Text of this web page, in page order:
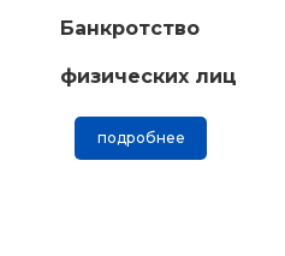
Банкротство
физических лиц
подробнее